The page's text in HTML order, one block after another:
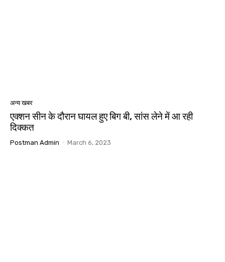
अन्य खबर
एक्शन सीन के दौरान घायल हुए बिग बी, सांस लेने में आ रही
दिक्कत
Postman Admin - March 6, 2023